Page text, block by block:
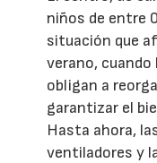
niños de entre
situación que
verano,
obligan a
garantizar el
Hasta ahora,
ventiladores y